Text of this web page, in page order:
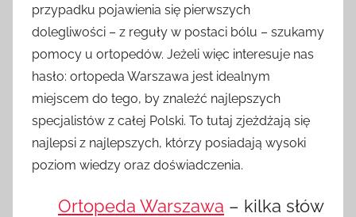
przypadku pojawienia się pierwszych
dolegliwości – z reguły w postaci bólu – szukamy
pomocy u ortopedów. Jeżeli więc interesuje nas
hasło: ortopeda Warszawa jest idealnym
miejscem do tego, by znaleźć najlepszych
specjalistów z całej Polski. To tutaj zjeżdżają się
najlepsi z najlepszych, którzy posiadają wysoki
poziom wiedzy oraz doświadczenia.
Ortopeda Warszawa – kilka słów